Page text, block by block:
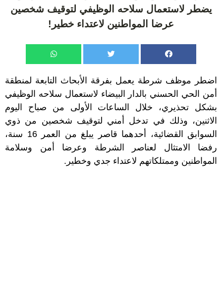
يضطر لاستعمال سلاحه الوظيفي لتوقيف شخصين
عرضا المواطنين لاعتداء خطير!
اضطر موظف شرطة يعمل بفرقة الأبحاث التابعة لمنطقة
أمن الحي الحسني بالدار البيضاء لاستعمال سلاحه الوظيفي
بشكل تحذيري، خلال الساعات الأولى من صباح اليوم
الاثنين، وذلك في تدخل أمني لتوقيف شخصين من ذوي
السوابق القضائية، أحدهما قاصر يبلغ من العمر 16 سنة،
رفضا الامتثال لعناصر الشرطة وعرضا أمن وسلامة
المواطنين وممتلكاتهم لاعتداء جدي وخطير.